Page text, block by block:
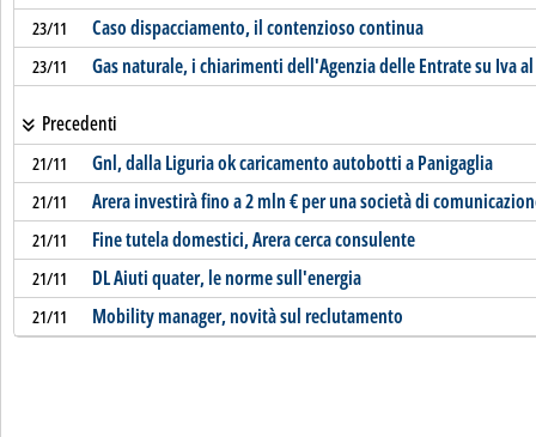
23/11 Caso dispacciamento, il contenzioso continua
23/11 Gas naturale, i chiarimenti dell'Agenzia delle Entrate su Iva
Precedenti
21/11 Gnl, dalla Liguria ok caricamento autobotti a Panigaglia
21/11 Arera investirà fino a 2 mln € per una società di
21/11 Fine tutela domestici, Arera cerca consulente
21/11 DL Aiuti quater, le norme sull'energia
21/11 Mobility manager, novità sul reclutamento